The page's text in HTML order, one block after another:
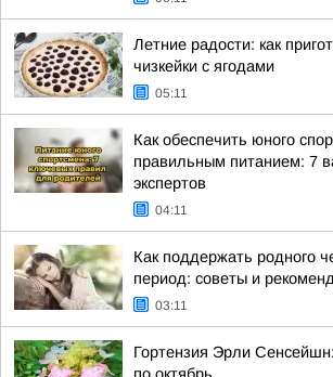
Летние радости: как
чизкейки с ягодами
05:11
Как обеспечить юного
правильным питанием: 7
экспертов
04:11
Как поддержать родного
период: советы и
03:11
Гортензия Эрли